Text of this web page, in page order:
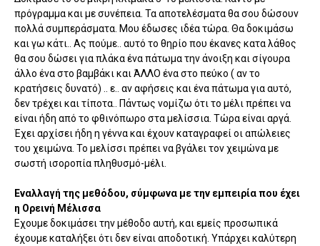
πρόγραμμα και με συνέπεια. Τα αποτελέσματα θα σου δώσουν
πολλά συμπεράσματα. Μου έδωσες ιδέα τώρα. Θα δοκιμάσω
και γω κάτι.. Ας πούμε.. αυτό το θηρίο που έκανες κατα λάθος
θα σου δώσει για πλάκα ένα πάτωμα την άνοιξη και σίγουρα
άλλο ένα στο βαμβάκι και ΆΛΛΟ ένα στο πεύκο ( αν το
κρατήσεις δυνατό) .. ε.. αν αφήσεις και ένα πάτωμα για αυτό,
δεν τρέχει και τίποτα.. Πάντως νομίζω ότι το μέλι πρέπει να
είναι ήδη από το φθινόπωρο στα μελίσσια. Τώρα είναι αργά.
Έχει αρχίσει ήδη η γέννα και έχουν καταγραφεί οι απώλειες
του χειμώνα. Το μελίσσι πρέπει να βγάλει τον χειμώνα με
σωστή ισοροπία πληθυσμό-μέλι.
Εναλλαγή της μεθόδου, σύμφωνα με την εμπειρία που έχει
η Ορεινή Μέλισσα
Εχουμε δοκιμάσει την μέθοδο αυτή, και εμείς προσωπικά
έχουμε καταλήξει ότι δεν είναι αποδοτική. Υπάρχει καλύτερη